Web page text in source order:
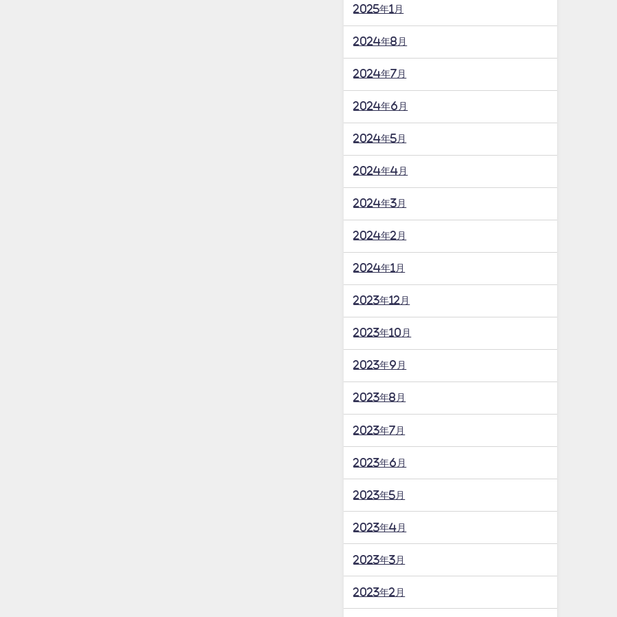
2025年1月
2024年8月
2024年7月
2024年6月
2024年5月
2024年4月
2024年3月
2024年2月
2024年1月
2023年12月
2023年10月
2023年9月
2023年8月
2023年7月
2023年6月
2023年5月
2023年4月
2023年3月
2023年2月